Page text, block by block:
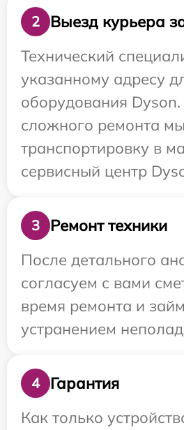
2
Выезд курьера
Технический
указанному адресу
оборудования
сложного ремонта
транспортировку в
сервисный центр
3
Ремонт техники
После детального
согласуем с вами
время ремонта и
устранением
4
Гарантия
Как только